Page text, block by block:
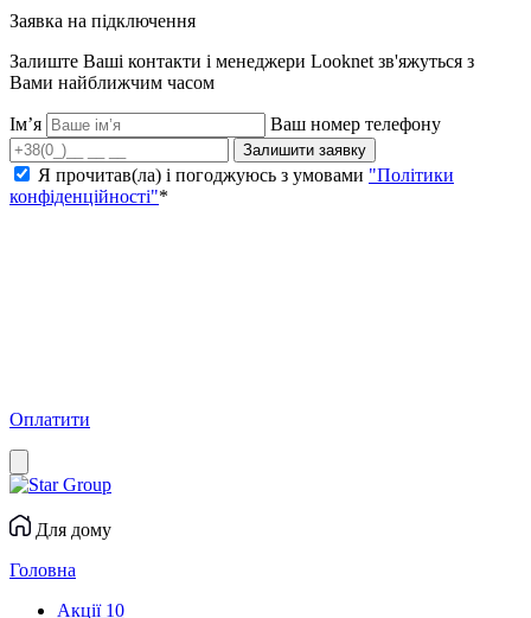
Заявка на підключення
Залиште Ваші контакти і менеджери Looknet зв'яжуться з
Вами найближчим часом
Ім’я Ваш номер телефону
Залишити заявку
Я прочитав(ла) і погоджуюсь з умовами "Політики
конфіденційності"*
Оплатити
Для дому
Головна
Акції 10